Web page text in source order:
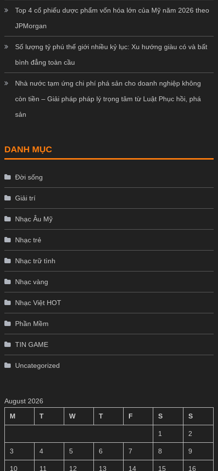
Top 4 cổ phiếu dược phẩm vốn hóa lớn của Mỹ năm 2026 theo
JPMorgan
Số lượng tỷ phú thế giới nhiều kỷ lục: Xu hướng giàu có và bất
bình đẳng toàn cầu
Nhà nước tạm ứng chi phí phá sản cho doanh nghiệp không
còn tiền – Giải pháp pháp lý trọng tâm từ Luật Phục hồi, phá
sản
DANH MỤC
Đời sống
Giải trí
Nhạc Âu Mỹ
Nhạc trẻ
Nhạc trữ tình
Nhạc vàng
Nhạc Việt HOT
Phần Mềm
TIN GAME
Uncategorized
August 2026
M
T W T F S S
1 2
3 4 5 6 7 8 9
10 11 12 13 14 15 16